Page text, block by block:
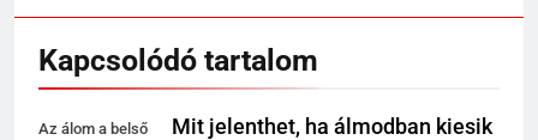
Kapcsolódó tartalom
Az álom a belső
Mit jelenthet, ha álmodban kiesik